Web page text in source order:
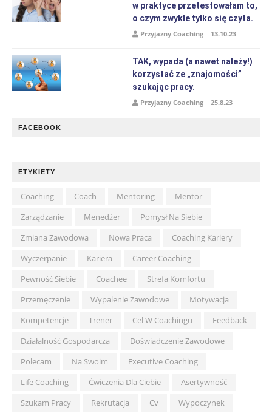
w praktyce przetestowałam to,
o czym zwykle tylko się czyta.
Przyjazny Coaching 13.10.23
TAK, wypada (a nawet należy!)
korzystać ze „znajomości”
szukając pracy.
Przyjazny Coaching 25.8.23
FACEBOOK
ETYKIETY
Coaching Coach Mentoring
Mentor
Zarządzanie
Menedżer
Pomysł Na Siebie
Zmiana Zawodowa
Nowa Praca
Coaching Kariery
Wyczerpanie
Kariera
Career Coaching
Pewność Siebie
Coachee
Strefa Komfortu
Przemęczenie
Wypalenie Zawodowe
Motywacja
Kompetencje
Trener Cel W Coachingu
Feedback
Działalność Gospodarcza
Doświadczenie Zawodowe
Polecam
Na Swoim
Executive Coaching
Life Coaching
Ćwiczenia Dla Ciebie
Asertywność
Szukam Pracy
Rekrutacja Cv
Wypoczynek